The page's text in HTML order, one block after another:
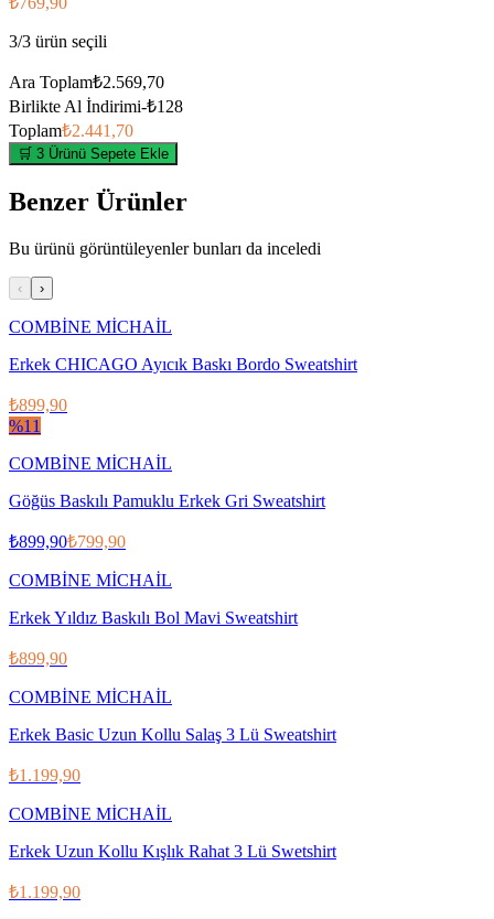
3/3 ürün seçili
Ara Toplam₺2.569,70
Birlikte Al İndirimi-₺128
Toplam₺2.441,70
🛒 3 Ürünü Sepete Ekle
Benzer Ürünler
Bu ürünü görüntüleyenler bunları da inceledi
‹ ›
COMBİNE MİCHAİL
Erkek CHICAGO Ayıcık Baskı Bordo Sweatshirt
₺899,90
%11
COMBİNE MİCHAİL
Göğüs Baskılı Pamuklu Erkek Gri Sweatshirt
₺899,90₺799,90
COMBİNE MİCHAİL
Erkek Yıldız Baskılı Bol Mavi Sweatshirt
₺899,90
COMBİNE MİCHAİL
Erkek Basic Uzun Kollu Salaş 3 Lü Sweatshirt
₺1.199,90
COMBİNE MİCHAİL
Erkek Uzun Kollu Kışlık Rahat 3 Lü Swetshirt
₺1.199,90